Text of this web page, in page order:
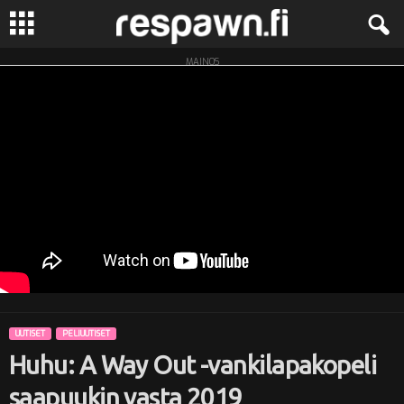
R
w
MAINOS
UUTISET PELIUUTISET
Huhu: A Way Out -vankilapakopeli
saapuukin vasta 2019